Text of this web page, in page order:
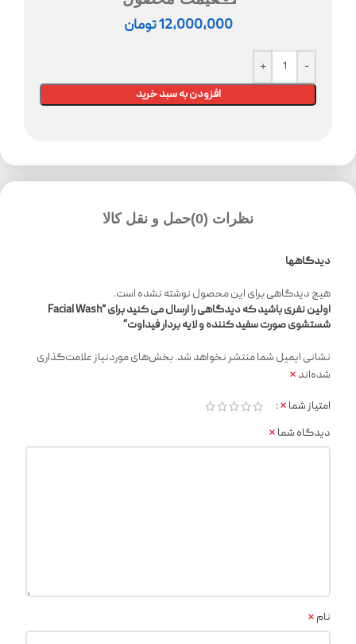
12,000,000تومان
افزودن به سبد خرید
نظرات (0) حمل و نقل کالا
دیدگاهها
هیچ دیدگاهی برای این محصول نوشته نشده است.
اولین نفری باشید که دیدگاهی را ارسال می کنید برای “Facial Wash
شستشوی صورت سفید کننده و لایه بردار فیداوت”
نشانی ایمیل شما منتشر نخواهد شد.بخش‌های موردنیاز علامت‌گذاری
شده‌اند *
امتیاز شما *
دیدگاه شما *
نام *